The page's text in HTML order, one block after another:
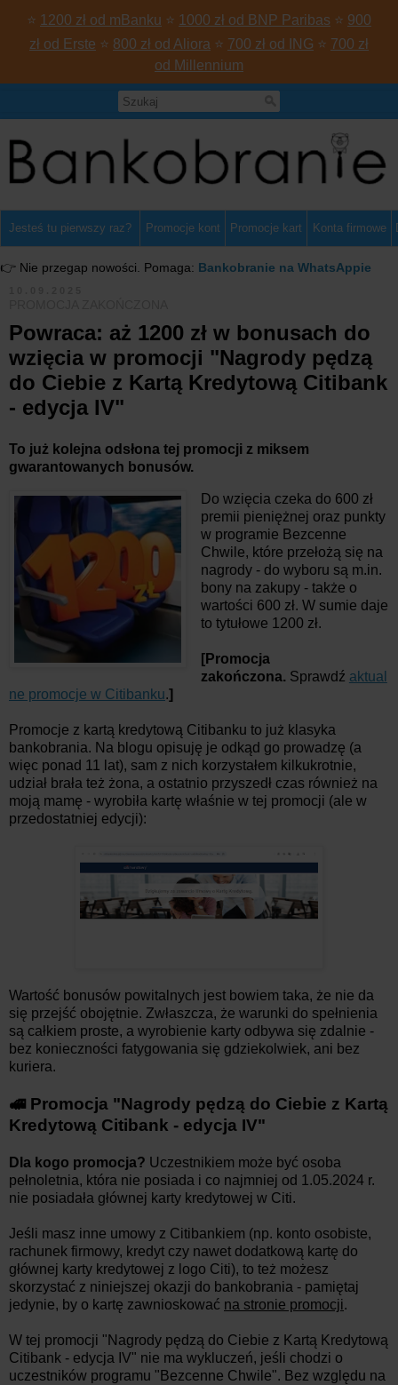
⭐ 1200 zł od mBanku ⭐ 1000 zł od BNP Paribas ⭐ 900
zł od Erste ⭐ 800 zł od Aliora ⭐ 700 zł od ING ⭐ 700 zł
od Millennium
Jesteś tu pierwszy raz? Promocje kont Promocje kart Konta firmowe
👉 Nie przegap nowości. Pomaga: Bankobranie na WhatsAppie
Powraca: aż 1200 zł w bonusach do
wzięcia w promocji "Nagrody pędzą
do Ciebie z Kartą Kredytową Citibank
- edycja IV"
To już kolejna odsłona tej promocji z miksem
gwarantowanych bonusów.
Do wzięcia czeka do 600 zł
premii pieniężnej oraz punkty
w programie Bezcenne
Chwile, które przełożą się na
nagrody - do wyboru są m.in.
bony na zakupy - także o
wartości 600 zł. W sumie daje
to tytułowe 1200 zł.
[Promocja
zakończona. Sprawdź aktual
ne promocje w Citibanku.]
Promocje z kartą kredytową Citibanku to już klasyka
bankobrania. Na blogu opisuję je odkąd go prowadzę (a
więc ponad 11 lat), sam z nich korzystałem kilkukrotnie,
udział brała też żona, a ostatnio przyszedł czas również na
moją mamę - wyrobiła kartę właśnie w tej promocji (ale w
przedostatniej edycji):
Wartość bonusów powitalnych jest bowiem taka, że nie da
się przejść obojętnie. Zwłaszcza, że warunki do spełnienia
są całkiem proste, a wyrobienie karty odbywa się zdalnie -
bez konieczności fatygowania się gdziekolwiek, ani bez
kuriera.
🚅 Promocja "Nagrody pędzą do Ciebie z Kartą
Kredytową Citibank - edycja IV"
Dla kogo promocja? Uczestnikiem może być osoba
pełnoletnia, która nie posiada i co najmniej od 1.05.2024 r.
nie posiadała głównej karty kredytowej w Citi.
Jeśli masz inne umowy z Citibankiem (np. konto osobiste,
rachunek firmowy, kredyt czy nawet dodatkową kartę do
głównej karty kredytowej z logo Citi), to też możesz
skorzystać z niniejszej okazji do bankobrania - pamiętaj
jedynie, by o kartę zawnioskować na stronie promocji.
W tej promocji "Nagrody pędzą do Ciebie z Kartą Kredytową
Citibank - edycja IV" nie ma wykluczeń, jeśli chodzi o
uczestników programu "Bezcenne Chwile". Bez względu na